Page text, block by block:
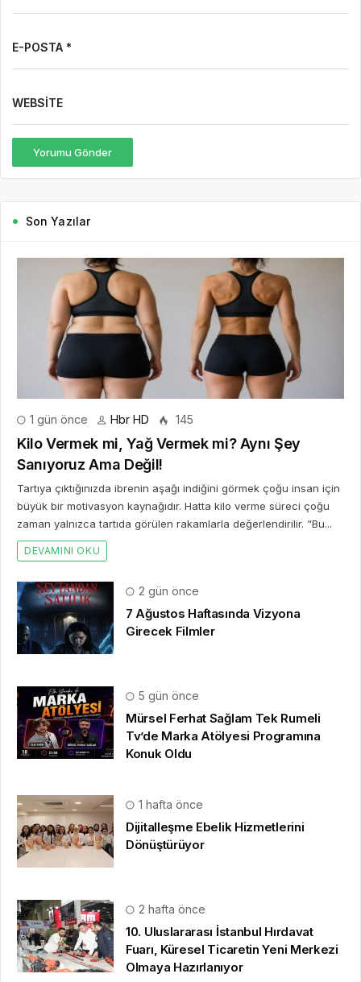
E-POSTA *
WEBSITE
Yorumu Gönder
Son Yazılar
1 gün önce Hbr HD 145
Kilo Vermek mi, Yağ Vermek mi? Aynı Şey
Sanıyoruz Ama Değil!
Tartıya çıktığınızda ibrenin aşağı indiğini görmek çoğu insan için
büyük bir motivasyon kaynağıdır. Hatta kilo verme süreci çoğu
zaman yalnızca tartıda görülen rakamlarla değerlendirilir. “Bu...
DEVAMINI OKU
2 gün önce
7 Ağustos Haftasında Vizyona
Girecek Filmler
5 gün önce
Mürsel Ferhat Sağlam Tek Rumeli
Tv’de Marka Atölyesi Programına
Konuk Oldu
1 hafta önce
Dijitalleşme Ebelik Hizmetlerini
Dönüştürüyor
2 hafta önce
10. Uluslararası İstanbul Hırdavat
Fuarı, Küresel Ticaretin Yeni Merkezi
Olmaya Hazırlanıyor